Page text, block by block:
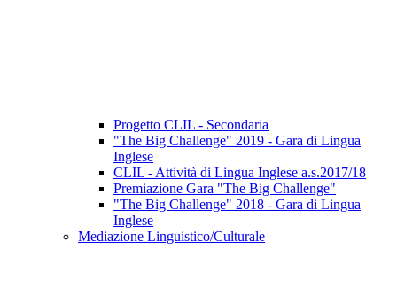
Progetto CLIL - Secondaria
"The Big Challenge" 2019 - Gara di Lingua
Inglese
CLIL - Attività di Lingua Inglese a.s.2017/18
Premiazione Gara "The Big Challenge"
"The Big Challenge" 2018 - Gara di Lingua
Inglese
Mediazione Linguistico/Culturale